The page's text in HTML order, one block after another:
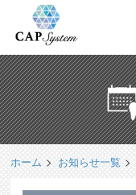
ホーム お知らせ一覧